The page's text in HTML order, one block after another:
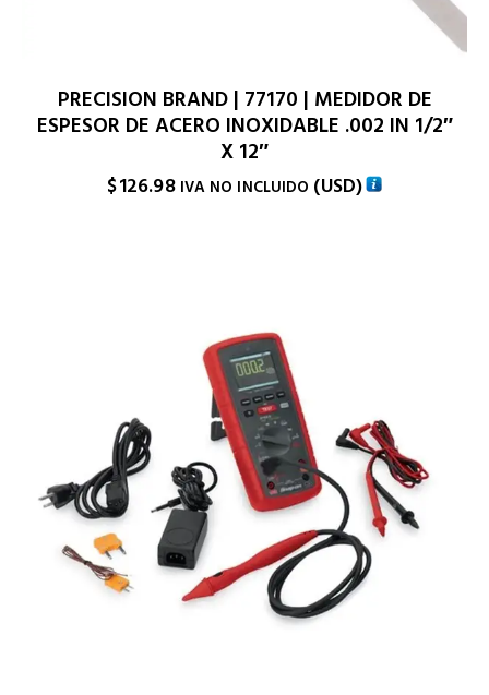
PRECISION BRAND | 77170 | MEDIDOR DE
ESPESOR DE ACERO INOXIDABLE .002 IN 1/2″
X 12″
$126.98 IVA NO INCLUIDO (USD)